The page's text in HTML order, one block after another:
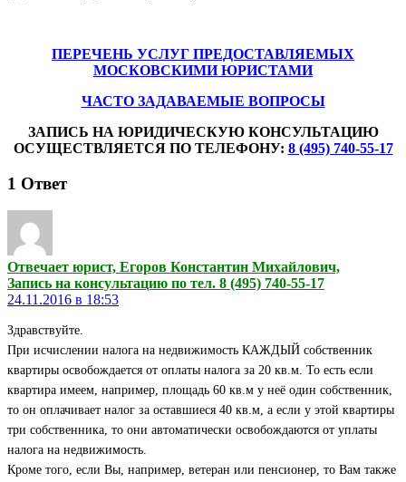
ПЕРЕЧЕНЬ УСЛУГ ПРЕДОСТАВЛЯЕМЫХ
МОСКОВСКИМИ ЮРИСТАМИ
ЧАСТО ЗАДАВАЕМЫЕ ВОПРОСЫ
ЗАПИСЬ НА ЮРИДИЧЕСКУЮ КОНСУЛЬТАЦИЮ
ОСУЩЕСТВЛЯЕТСЯ ПО ТЕЛЕФОНУ: 8 (495) 740-55-17
1 Ответ
Отвечает юрист, Егоров Константин Михайлович,
Запись на консультацию по тел. 8 (495) 740-55-17
24.11.2016 в 18:53
Здравствуйте.
При исчислении налога на недвижимость КАЖДЫЙ собственник
квартиры освобождается от оплаты налога за 20 кв.м. То есть если
квартира имеем, например, площадь 60 кв.м у неё один собственник,
то он оплачивает налог за оставшиеся 40 кв.м, а если у этой квартиры
три собственника, то они автоматически освобождаются от уплаты
налога на недвижимость.
Кроме того, если Вы, например, ветеран или пенсионер, то Вам также